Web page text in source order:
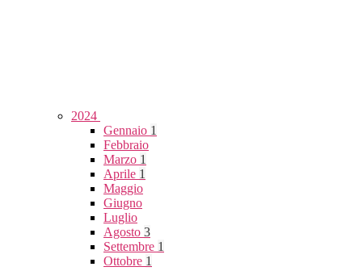
2024
Gennaio 1
Febbraio
Marzo 1
Aprile 1
Maggio
Giugno
Luglio
Agosto 3
Settembre 1
Ottobre 1